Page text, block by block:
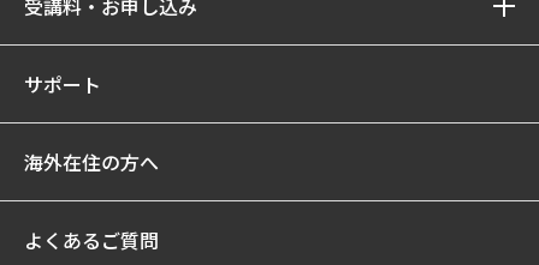
受講料・お申し込み
サポート
海外在住の方へ
よくあるご質問